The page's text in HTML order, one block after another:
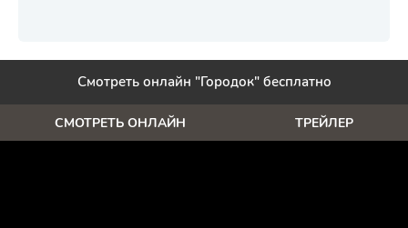
Смотреть онлайн "Городок" бесплатно
СМОТРЕТЬ ОНЛАЙН ТРЕЙЛЕР